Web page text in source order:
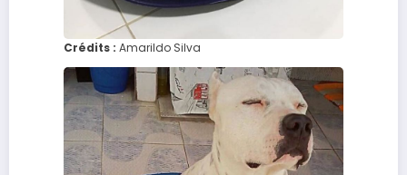
Crédits : Amarildo Silva